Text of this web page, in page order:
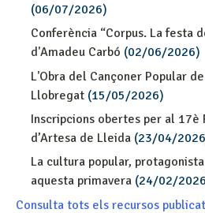
(06/07/2026)
Conferència “Corpus. La festa
d'Amadeu Carbó (02/06/2026)
L'Obra del Cançoner Popular
Llobregat (15/05/2026)
Inscripcions obertes per al 17è
d’Artesa de Lleida (23/04/
La cultura popular,
aquesta primavera (24/02/
Consulta tots els recursos